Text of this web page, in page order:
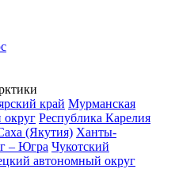
край Мурманская
Республика Карелия
(Якутия) Ханты-
– Югра Чукотский
автономный округ